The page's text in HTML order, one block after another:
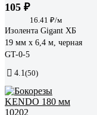
105 ₽
16.41 ₽/м
Изолента Gigant ХБ
19 мм х 6,4 м, черная
GT-0-5
4.1 (50)